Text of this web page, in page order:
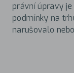
právní úpravy
podmínky na
narušovalo